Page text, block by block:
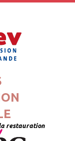
restauration